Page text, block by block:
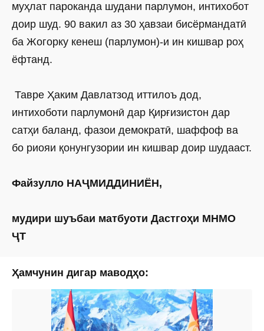
муҳлат пароканда шудани парлумон, интихобот
доир шуд. 90 вакил аз 30 ҳавзаи бисёрмандатӣ
ба Жогорку кенеш (парлумон)-и ин кишвар роҳ
ёфтанд.
Тавре Ҳаким Давлатзод иттилоъ дод,
интихоботи парлумонӣ дар Қирғизистон дар
сатҳи баланд, фазои демократӣ, шаффоф ва
бо риояи қонунгузории ин кишвар доир шудааст.
Файзулло НАҶМИДДИНИЁН,
мудири шуъбаи матбуоти Дастгоҳи МНМО
ҶТ
Ҳамчунин дигар маводҳо: